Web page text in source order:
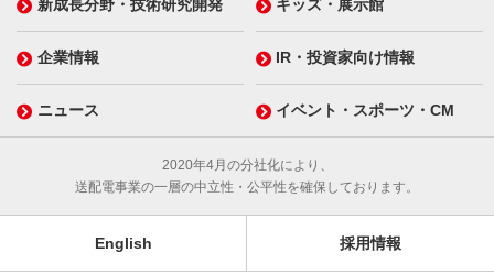
新成長分野・技術研究開発 キッズ・展示館
企業情報 IR・投資家向け情報
ニュース イベント・スポーツ・CM
2020年4月の分社化により、
送配電事業の一層の中立性・公平性を確保しております。
English 採用情報